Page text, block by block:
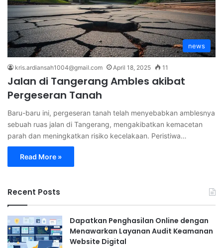
news
kris.ardiansah1004@gmail.com April 18, 2025 11
Jalan di Tangerang Ambles akibat
Pergeseran Tanah
Baru-baru ini, pergeseran tanah telah menyebabkan amblesnya
sebuah ruas jalan di Tangerang, mengakibatkan kemacetan
parah dan meningkatkan risiko kecelakaan. Peristiwa…
Read More »
Recent Posts
Dapatkan Penghasilan Online dengan
Menawarkan Layanan Audit Keamanan
Website Digital